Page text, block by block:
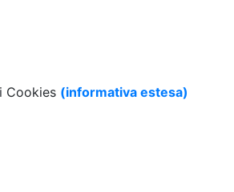
Cookies (informativa estesa)